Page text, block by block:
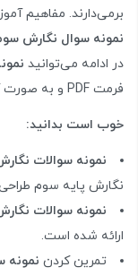
برمی‌دارند. مفاهیم
نمونه سوال نگارش
در ادامه می‌توانید
فرمت PDF و به صورت کاملا رایگان دانلود کنید.
خوب است بدانید:
نمونه سوالات
نگارش پایه سوم
نمونه سوالات
ارائه شده است.
تمرین کردن نمونه